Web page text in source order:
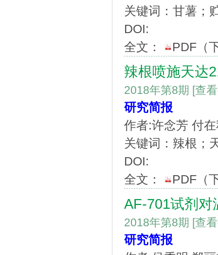
关键词：甘薯；
DOI:
全文：
PDF （
辣根喷施天达
2018年第8期 [查
研究简报
作者:许念芳 付
关键词：辣根；
DOI:
全文：
PDF （
AF-701试剂对
2018年第8期 [查
研究简报